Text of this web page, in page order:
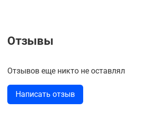
Отзывы
Отзывов еще никто не оставлял
Написать отзыв